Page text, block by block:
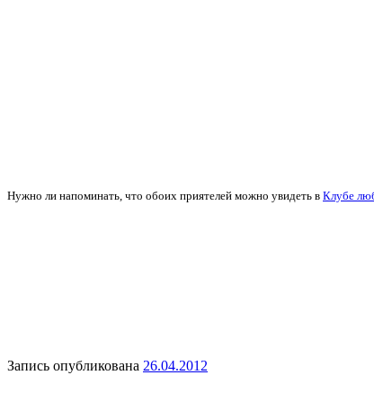
Нужно ли напоминать, что обоих приятелей можно увидеть в Клубе
Запись опубликована 26.04.2012